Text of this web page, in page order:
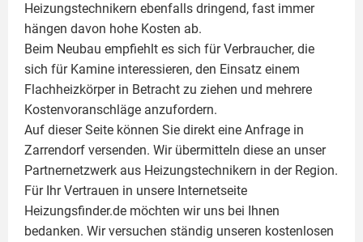
Heizungstechnikern ebenfalls dringend, fast immer
hängen davon hohe Kosten ab.
Beim Neubau empfiehlt es sich für Verbraucher, die
sich für Kamine interessieren, den Einsatz einem
Flachheizkörperin Betracht zu ziehen und mehrere
Kostenvoranschläge anzufordern.
Auf dieser Seite können Sie direkt eine Anfrage in
Zarrendorf versenden. Wir übermitteln diese an unser
Partnernetzwerk aus Heizungstechnikern in der Region.
Für Ihr Vertrauen in unsere Internetseite
Heizungsfinder.de möchten wir uns bei Ihnen
bedanken. Wir versuchen ständig unseren kostenlosen